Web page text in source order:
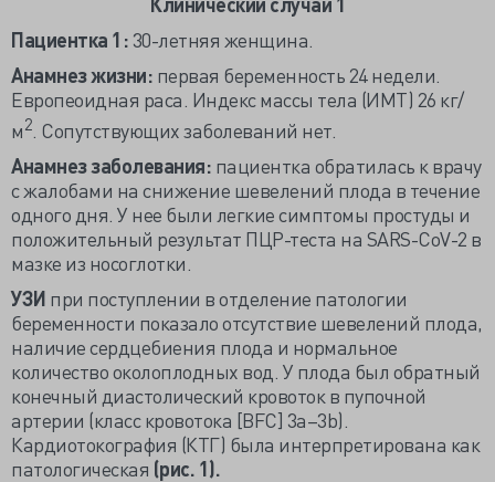
Пациентка 1: 30-летняя женщина.
Анамнез жизни: первая беременность 24 недели.
Европеоидная раса. Индекс массы тела (ИМТ) 26 кг/
м2 . Сопутствующих заболеваний нет.
Анамнез заболевания: пациентка обратилась к врачу
с жалобами на снижение шевелений плода в течение
одного дня. У нее были легкие симптомы простуды и
положительный результат ПЦР-теста на SARS-CoV-2 в
мазке из носоглотки.
УЗИ при поступлении в отделение патологии
беременности показало отсутствие шевелений плода,
наличие сердцебиения плода и нормальное
количество околоплодных вод. У плода был обратный
конечный диастолический кровоток в пупочной
артерии (класс кровотока [BFC] 3a–3b).
Кардиотокография (КТГ) была интерпретирована как
патологическая (рис. 1).